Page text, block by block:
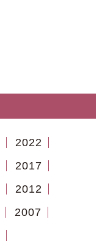
2022
2017
2012
2007